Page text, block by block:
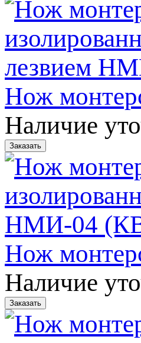
Нож
Наличие
Нож
Наличие